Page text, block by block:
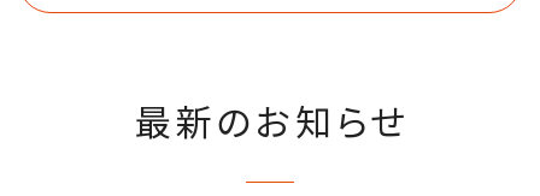
最新のお知らせ